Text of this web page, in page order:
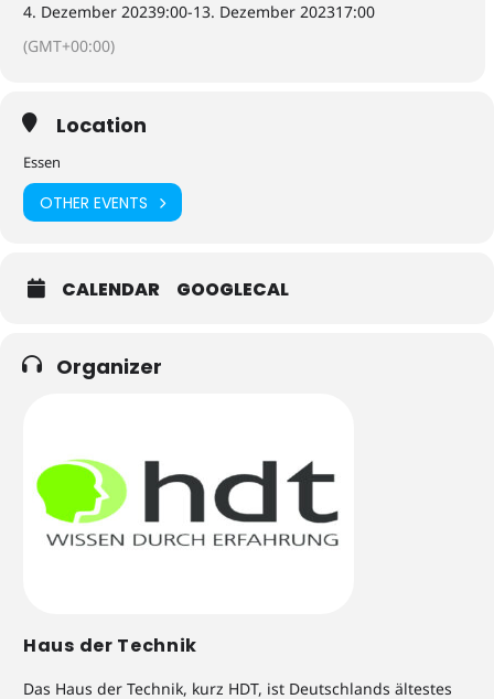
4. Dezember 20239:00-13. Dezember 202317:00
(GMT+00:00)
Location
Essen
OTHER EVENTS
CALENDAR GOOGLECAL
Organizer
Haus der Technik
Das Haus der Technik, kurz HDT, ist Deutschlands ältestes